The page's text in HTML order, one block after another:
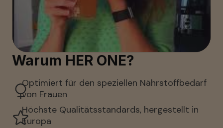
Warum HER ONE?
Optimiert für den speziellen Nährstoffbedarf
von Frauen
Höchste Qualitätsstandards, hergestellt in
Europa